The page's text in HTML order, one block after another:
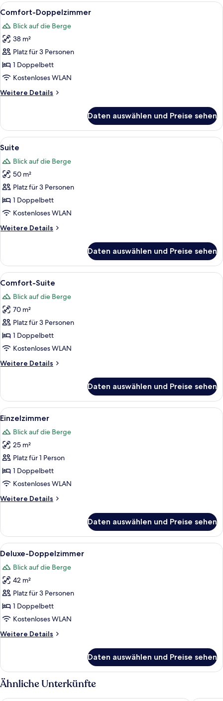
Alle
Fotos
für
Comfort-
Doppelzimmer
anzeigen
Comfort-Doppelzimmer |
7
Comfort-Doppelzimmer
Blick auf die Berge
38 m²
Platz für 3 Personen
1 Doppelbett
Kostenloses WLAN
Weitere Details
Weitere
Doppelzimmer
Daten auswählen und Preise sehen
Alle
Fotos
für
Suite
anzeigen
Suite | Hochwertige Bettwaren,
8
Suite
Blick auf die Berge
50 m²
Platz für 3 Personen
1 Doppelbett
Kostenloses WLAN
Weitere Details
Weitere
Daten auswählen und Preise sehen
Alle
Fotos
für
Comfort-
Suite
anzeigen
Ein Schlafzimmer mit einem großen
7
Comfort-Suite
Blick auf die Berge
70 m²
Platz für 3 Personen
1 Doppelbett
Kostenloses WLAN
Weitere Details
Weitere
Suite
Daten auswählen und Preise sehen
Alle
Fotos
für
Einzelzimmer
anzeigen
Einzelzimmer | Hochwertige
3
Einzelzimmer
Blick auf die Berge
25 m²
Platz für 1 Person
1 Doppelbett
Kostenloses WLAN
Weitere Details
Weitere
Daten auswählen und Preise sehen
Alle
Fotos
für
Deluxe-
Doppelzimmer
anzeigen
Deluxe-Doppelzimmer |
5
Deluxe-Doppelzimmer
Blick auf die Berge
42 m²
Platz für 3 Personen
1 Doppelbett
Kostenloses WLAN
Weitere Details
Weitere
Doppelzimmer
Daten auswählen und Preise sehen
Ähnliche Unterkünfte